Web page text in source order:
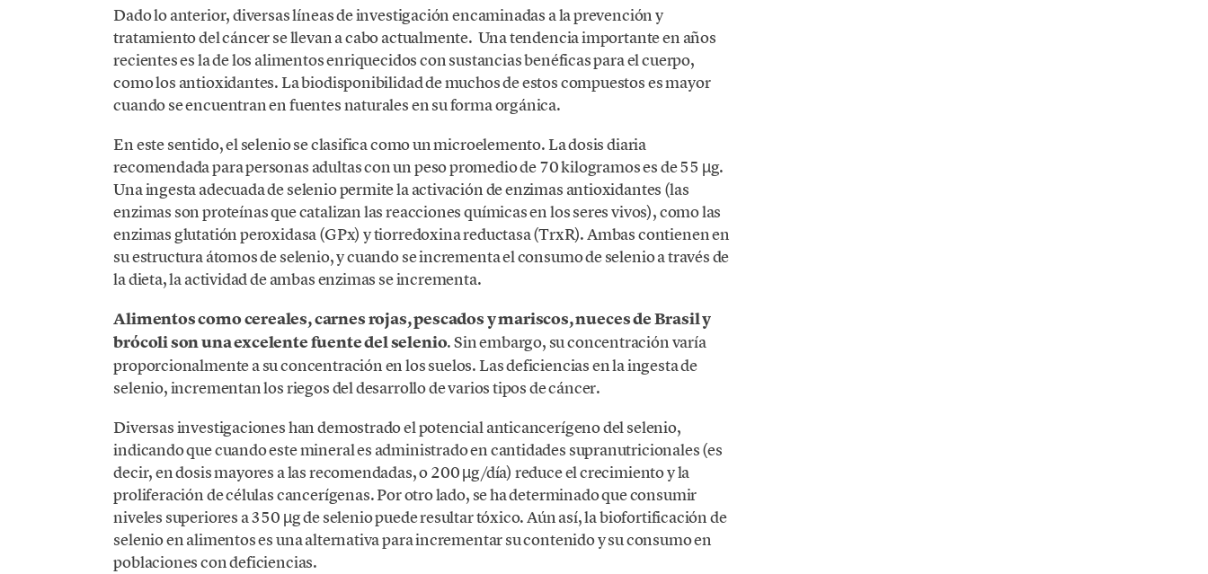
Dado lo anterior, diversas líneas de investigación encaminadas a la prevención y
tratamiento del cáncer se llevan a cabo actualmente. Una tendencia importante en años
recientes es la de los alimentos enriquecidos con sustancias benéficas para el cuerpo,
como los antioxidantes. La biodisponibilidad­­­ de muchos de estos compuestos es mayor
cuando se encuentran en fuentes naturales en su forma orgánica.
En este sentido, el selenio se clasifica como un microelemento. La dosis diaria
recomendada para personas adultas con un peso promedio de 70 kilogramos es de 55 µg.
Una ingesta adecuada de selenio permite la activación de enzimas antioxidantes (las
enzimas son proteínas que catalizan las reacciones químicas en los seres vivos), como las
enzimas glutatión peroxidasa (GPx) y tiorredoxina reductasa (TrxR). Ambas contienen en
su estructura átomos de selenio, y cuando se incrementa el consumo de selenio a través de
la dieta, la actividad de ambas enzimas se incrementa.
Alimentos como cereales, carnes rojas, pescados y mariscos, nueces de Brasil y
brócoli son una excelente fuente del selenio. Sin embargo, su concentración varía
proporcionalmente a su concentración en los suelos. Las deficiencias en la ingesta de
selenio, incrementan los riegos del desarrollo de varios tipos de cáncer.
Diversas investigaciones han demostrado el potencial anticancerígeno del selenio,
indicando que cuando este mineral es administrado en cantidades supranutricionales (es
decir, en dosis mayores a las recomendadas, o 200 µg/día) reduce el crecimiento y la
proliferación de células cancerígenas. Por otro lado, se ha determinado que consumir
niveles superiores a 350 µg de selenio puede resultar tóxico. Aún así, la biofortificación de
selenio en alimentos es una alternativa para incrementar su contenido y su consumo en
poblaciones con deficiencias.